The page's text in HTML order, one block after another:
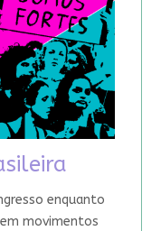
enquanto
movimentos